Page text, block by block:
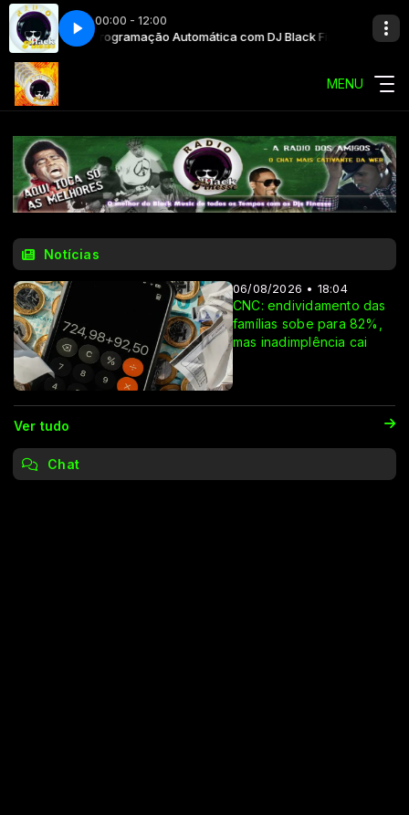
00:00 - 12:00
Finesse Programação Automática com DJ Black Finesse
MENU
Notícias
06/08/2026 • 18:04
CNC: endividamento das
famílias sobe para 82%,
mas inadimplência cai
Ver tudo
Chat